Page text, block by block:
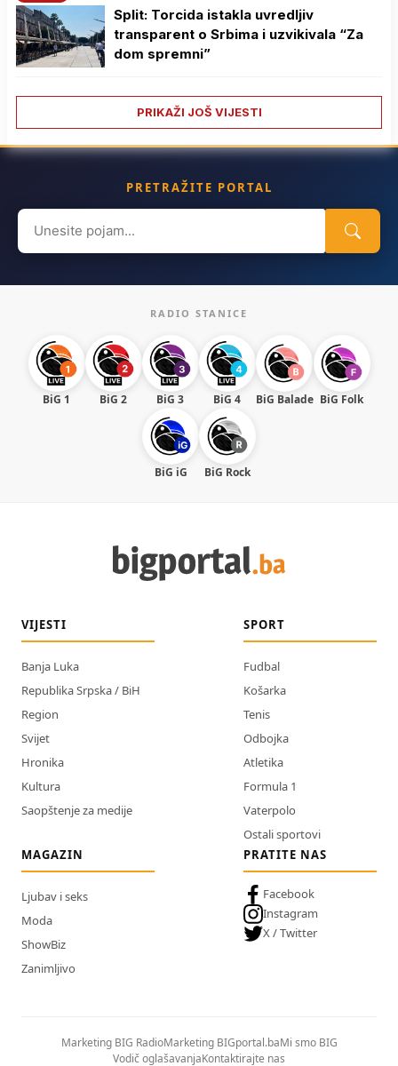
Split: Torcida istakla uvredljiv
transparent o Srbima i uzvikivala “Za
dom spremni”
PRIKAŽI JOŠ VIJESTI
PRETRAŽITE PORTAL
Search
for:
RADIO STANICE
BiG 1 BiG 2 BiG 3 BiG 4 BiG Balade BiG Folk
BiG iG BiG Rock
VIJESTI
Banja Luka
Republika Srpska / BiH
Region
Svijet
Hronika
Kultura
Saopštenje za medije
SPORT
Fudbal
Košarka
Tenis
Odbojka
Atletika
Formula 1
Vaterpolo
Ostali sportovi
MAGAZIN
Ljubav i seks
Moda
ShowBiz
Zanimljivo
PRATITE NAS
Facebook
Instagram
X / Twitter
Marketing BIG RadioMarketing BIGportal.baMi smo BIG
Vodič oglašavanjaKontaktirajte nas